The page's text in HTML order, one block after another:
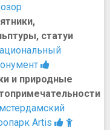
статуи
и природные
Artis